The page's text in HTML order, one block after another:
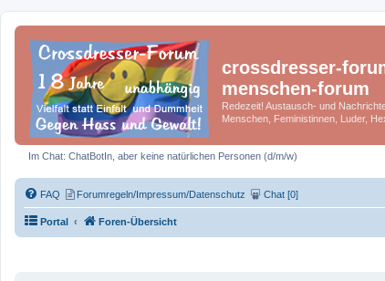
crossdresser-
menschen-forum
Redezeit! Austausch- und
Menschen, Feministinnen, Luder,
Im Chat: ChatBotIn, aber keine natürlichen Personen (d/m/w)
FAQ Forumregeln/Impressum/Datenschutz Chat [0]
Portal Foren-Übersicht